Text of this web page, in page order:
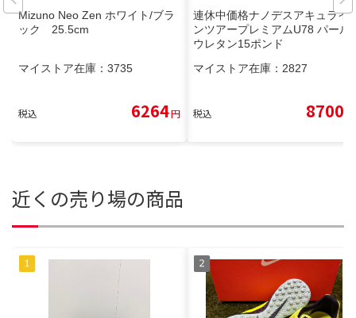
Mizuno Neo Zen ホワイト/ブラ
ック 25.5cm
マイストア在庫： 3735
税込 6264円
連休中価格ナノデスアキュライ
ンツアープレミアムU78 パール
ウレタン15ポンド
マイストア在庫： 2827
税込 8700
近くの売り場の商品